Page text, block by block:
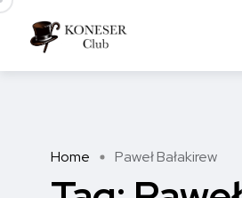
Home Paweł Bałakirew